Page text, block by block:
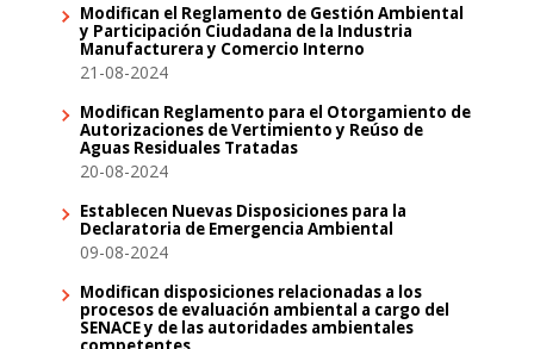
Modifican el Reglamento de Gestión Ambiental
y Participación Ciudadana de la Industria
Manufacturera y Comercio Interno
21-08-2024
Modifican Reglamento para el Otorgamiento de
Autorizaciones de Vertimiento y Reúso de
Aguas Residuales Tratadas
20-08-2024
Establecen Nuevas Disposiciones para la
Declaratoria de Emergencia Ambiental
09-08-2024
Modifican disposiciones relacionadas a los
procesos de evaluación ambiental a cargo del
SENACE y de las autoridades ambientales